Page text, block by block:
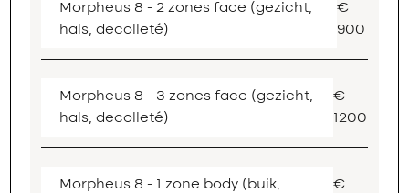
Morpheus 8 - 2 zones face (gezicht,
hals, decolleté)
€
900
Morpheus 8 - 3 zones face (gezicht,
hals, decolleté)
€
1200
Morpheus 8 - 1 zone body (buik,
€